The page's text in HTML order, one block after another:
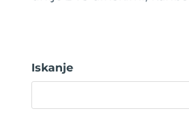
Iskanje